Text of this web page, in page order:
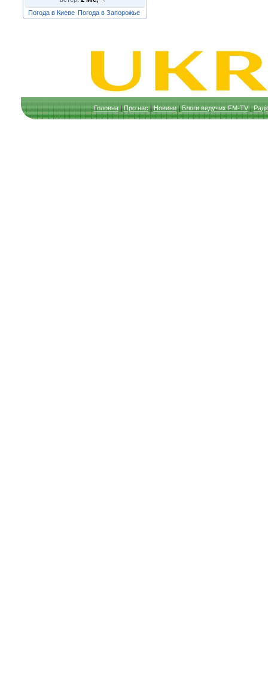
Погода в Киеве Погода в Запорожье
Головна|Про нас|Новини|Блоги ведучих FM-TV|